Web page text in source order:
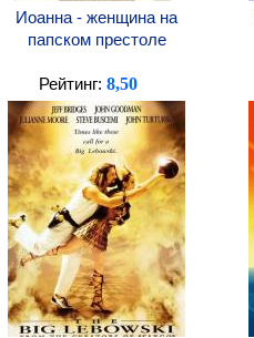
Иоанна - женщина на
папском престоле
Рейтинг: 8,50